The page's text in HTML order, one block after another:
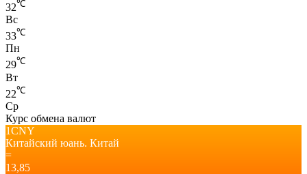
32℃
Вс
33℃
Пн
29℃
Вт
22℃
Ср
Курс обмена валют
1CNY
Китайский юань. Китай
=
13,85